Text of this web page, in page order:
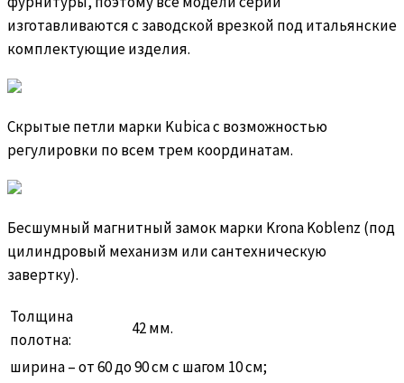
изготавливаются с заводской врезкой под итальянские
комплектующие изделия.
Скрытые петли марки Kubica с возможностью
регулировки по всем трем координатам.
Бесшумный магнитный замок марки Krona Koblenz (под
цилиндровый механизм или сантехническую
завертку).
Толщина
полотна:
42 мм.
ширина – от 60 до 90 см с шагом 10 см;